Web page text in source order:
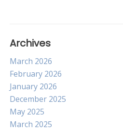
Archives
March 2026
February 2026
January 2026
December 2025
May 2025
March 2025